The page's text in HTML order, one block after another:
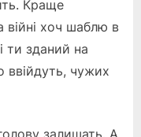
Краще
війні хоч шаблю в
ти зданий на
ввійдуть, чужих
залишать. А